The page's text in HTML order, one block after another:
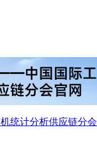
统计分析供应链分会